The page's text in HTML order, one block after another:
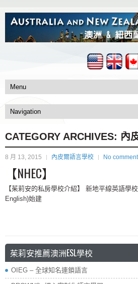
CATEGORY ARCHIVES: 內
8 月 13, 2015 內皮爾語言學校 No
【NHEC】
【茱莉安的私房學校介紹】 新地平線英語學
English)始建
茱莉安推薦澳洲ESL學校
OIEG – 全球知名連鎖語言